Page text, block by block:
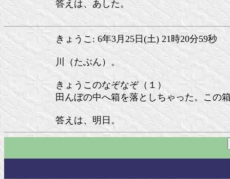
答えは、あした。
きょうこ: 6年3月25日(土) 21時20分59秒
川（たぶん）。
きょうこのなぞなぞ（１）
田んぼの中へ箱を落としちゃった。この
答えは、明日。